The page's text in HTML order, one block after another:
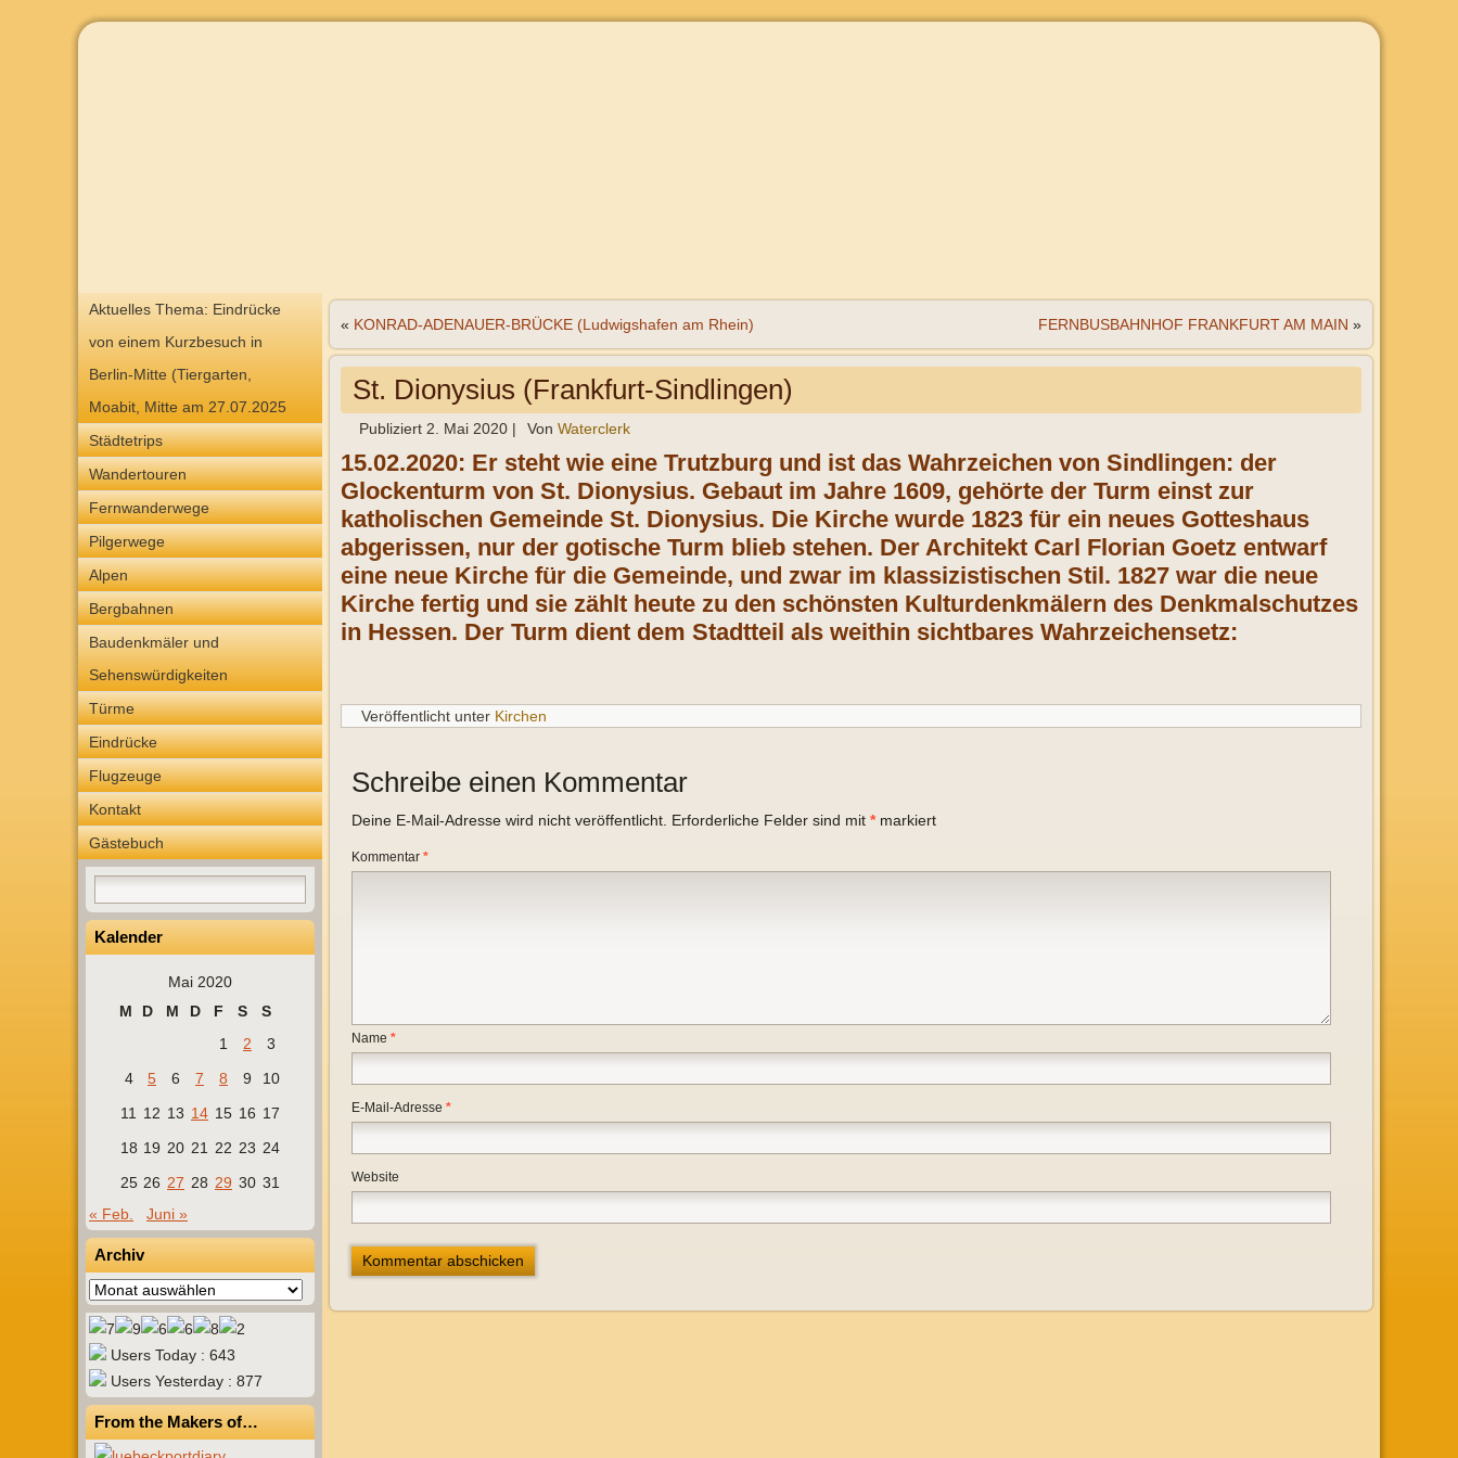
Aktuelles Thema: Eindrücke
von einem Kurzbesuch in
Berlin-Mitte (Tiergarten,
Moabit, Mitte am 27.07.2025
Städtetrips
Wandertouren
Fernwanderwege
Pilgerwege
Alpen
Bergbahnen
Baudenkmäler und
Sehenswürdigkeiten
Türme
Eindrücke
Flugzeuge
Kontakt
Gästebuch
Kalender
Mai 2020
M
D M D F S
S
1
2
3
4
5 6 7 8 9
10
11
12 13 14 15 16 17
18 19 20 21 22 23 24
25 26 27 28 29 30 31
« Feb.
Juni »
Archiv
Archiv
Users Today : 643
Users Yesterday : 877
From the Makers of…
« KONRAD-ADENAUER-BRÜCKE (Ludwigshafen am Rhein) FERNBUSBAHNHOF FRANKFURT AM MAIN »
St. Dionysius (Frankfurt-Sindlingen)
Publiziert 2. Mai 2020 | Von Waterclerk
15.02.2020: Er steht wie eine Trutzburg und ist das Wahrzeichen von Sindlingen: der
Glockenturm von St. Dionysius. Gebaut im Jahre 1609, gehörte der Turm einst zur
katholischen Gemeinde St. Dionysius. Die Kirche wurde 1823 für ein neues Gotteshaus
abgerissen, nur der gotische Turm blieb stehen. Der Architekt Carl Florian Goetz entwarf
eine neue Kirche für die Gemeinde, und zwar im klassizistischen Stil. 1827 war die neue
Kirche fertig und sie zählt heute zu den schönsten Kulturdenkmälern des Denkmalschutzes
in Hessen. Der Turm dient dem Stadtteil als weithin sichtbares Wahrzeichensetz:
Veröffentlicht unter Kirchen
Schreibe einen Kommentar
Deine E-Mail-Adresse wird nicht veröffentlicht. Erforderliche Felder sind mit *markiert
Kommentar *
Name *
E-Mail-Adresse *
Website